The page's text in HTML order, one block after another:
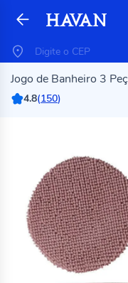
Jogo de Banheiro 3
4.8(150)